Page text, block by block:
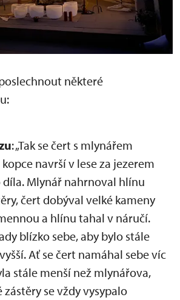
některé
: „Tak se čert s mlynářem
navrší v lese za jezerem
díla. Mlynář nahrnoval hlínu
čert dobýval velké kameny
a hlínu tahal v náručí.
blízko sebe, aby bylo stále
Ať se čert namáhal sebe víc
stále menší než mlynářova,
se vždy vysypalo